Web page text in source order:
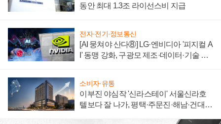
동안 최대 1.3조 라이선스비 지급
전자·전기·정보통신
[AI 뭉쳐야 산다⑧] LG·엔비디아 '피지컬 A
I' 동맹 강화, 구광모 제조·데이터·기술 결
소비자·유통
이부진 야심작 '신라스테이' 서울신라호
텔보다 잘 나가, 평택·주문진·해남·건대로